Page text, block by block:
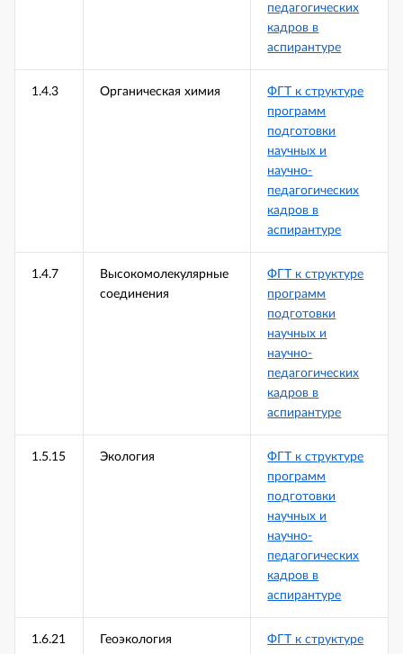
педагогических
кадров в
аспирантуре
1.4.3 Органическая химия
ФГТ к структуре
программ
подготовки
научных и
научно-
педагогических
кадров в
аспирантуре
1.4.7
Высокомолекулярные
соединения
ФГТ к структуре
программ
подготовки
научных и
научно-
педагогических
кадров в
аспирантуре
1.5.15 Экология
ФГТ к структуре
программ
подготовки
научных и
научно-
педагогических
кадров в
аспирантуре
1.6.21 Геоэкология
ФГТ к структуре